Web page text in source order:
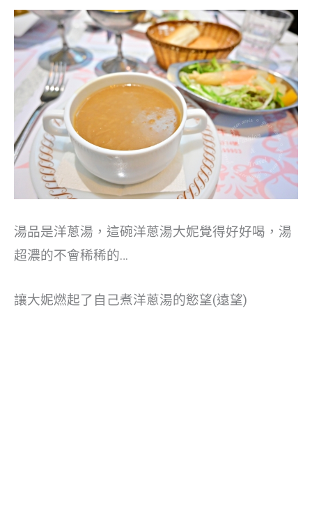
湯品是洋蔥湯，這碗洋蔥湯大妮覺得好好喝，湯
超濃的不會稀稀的…
讓大妮燃起了自己煮洋蔥湯的慾望(遠望)